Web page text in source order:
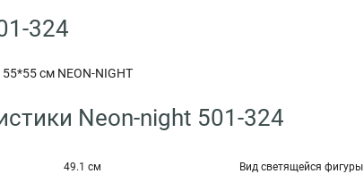
324
см NEON-NIGHT
Neon-night 501-324
49.1 см Вид светящейся фигуры